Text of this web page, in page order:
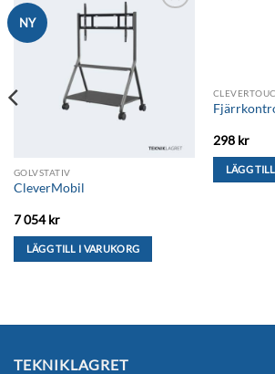
NY
önskelistan
GOLVSTATIV
CleverMobil
7 054kr
LÄGG TILL I VARUKORG
298 kr
LÄGG
TEKNIKLAGRET